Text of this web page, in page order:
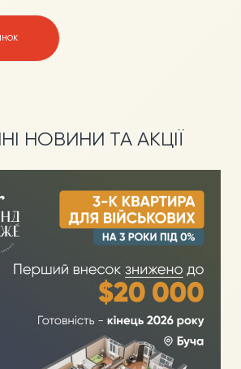
НОВИНИ ТА АКЦІЇ